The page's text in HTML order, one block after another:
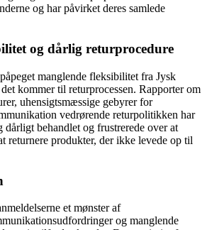
og har påvirket deres samlede
og dårlig returprocedure
manglende fleksibilitet fra Jysk
kommer til returprocessen. Rapporter om
uhensigtsmæssige gebyrer for
vedrørende returpolitikken har
behandlet og frustrerede over at
returnere produkter, der ikke levede op til
et mønster af
og manglende